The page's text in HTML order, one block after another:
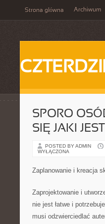
Strona główna Archiwum
SPORO
SIĘ JAKI
POSTED BY ADMIN
WYŁĄCZONA
Zaplanowanie i kreacja
Zaprojektowanie i
nie jest łatwe i
musi odzwierciedlać